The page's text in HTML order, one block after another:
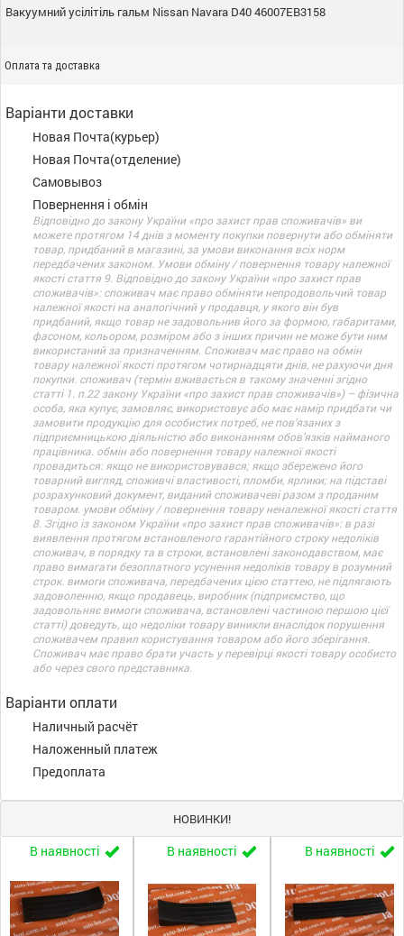
Вакуумний усілітіль гальм Nissan Navara D40 46007EB3158
Оплата та доставка
Варіанти доставки
Новая Почта(курьер)
Новая Почта(отделение)
Самовывоз
Повернення і обмін
Відповідно до закону України «про захист прав споживачів» ви
можете протягом 14 днів з моменту покупки повернути або обміняти
товар, придбаний в магазині, за умови виконання всіх норм
передбачених законом. Умови обміну / повернення товару належної
якості стаття 9. Відповідно до закону України «про захист прав
споживачів»: споживач має право обміняти непродовольчий товар
належної якості на аналогічний у продавця, у якого він був
придбаний, якщо товар не задовольнив його за формою, габаритами,
фасоном, кольором, розміром або з інших причин не може бути ним
використаний за призначенням. Споживач має право на обмін
товару належної якості протягом чотирнадцяти днів, не рахуючи дня
покупки. споживач (термін вживається в такому значенні згідно
статті 1. п.22 закону України «про захист прав споживачів») – фізична
особа, яка купує, замовляє, використовує або має намір придбати чи
замовити продукцію для особистих потреб, не пов’язаних з
підприємницькою діяльністю або виконанням обов’язків найманого
працівника. обмін або повернення товару належної якості
провадиться: якщо не використовувався; якщо збережено його
товарний вигляд, споживчі властивості, пломби, ярлики; на підставі
розрахунковий документ, виданий споживачеві разом з проданим
товаром. умови обміну / повернення товару неналежної якості стаття
8. Згідно із законом України «про захист прав споживачів»: в разі
виявлення протягом встановленого гарантійного строку недоліків
споживач, в порядку та в строки, встановлені законодавством, має
право вимагати безоплатного усунення недоліків товару в розумний
строк. вимоги споживача, передбачених цією статтею, не підлягають
задоволенню, якщо продавець, виробник (підприємство, що
задовольняє вимоги споживача, встановлені частиною першою цієї
статті) доведуть, що недоліки товару виникли внаслідок порушення
споживачем правил користування товаром або його зберігання.
Споживач має право брати участь у перевірці якості товару особисто
або через свого представника.
Варіанти оплати
Наличный расчёт
Наложенный платеж
Предоплата
НОВИНКИ!
В наявності В наявності В наявності